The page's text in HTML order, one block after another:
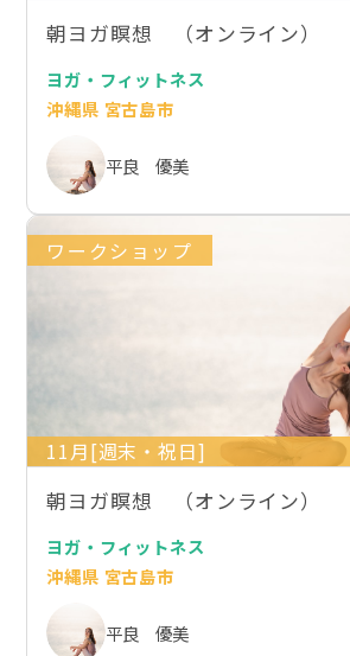
朝ヨガ瞑想 （オンライン）
ヨガ・フィットネス
沖縄県 宮古島市
平良 優美
ワークショップ
11月[週末・祝日]
朝ヨガ瞑想 （オンライン）
ヨガ・フィットネス
沖縄県 宮古島市
平良 優美